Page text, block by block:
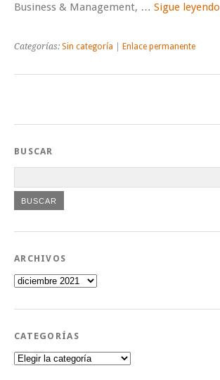
Business & Management, … Sigue leyendo
Categorías: Sin categoría Enlace permanente
BUSCAR
ARCHIVOS
Archivos
CATEGORÍAS
Categorías